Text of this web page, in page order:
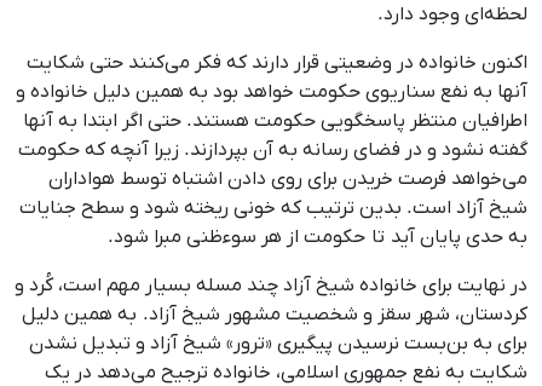
لحظه‌ای وجود دارد.
اکنون خانواده در وضعیتی قرار دارند که فکر می‌کنند حتی شکایت
آنها به نفع سناریوی حکومت خواهد بود به‌ همین دلیل خانواده و
اطرافیان منتظر پاسخگویی حکومت هستند. حتی اگر ابتدا به آنها
گفته نشود و در فضای رسانه به آن بپردازند. زیرا آنچه که حکومت
می‌خواهد فرصت خریدن برای روی دادن اشتباه توسط هواداران
شیخ آزاد است. بدین ترتیب که خونی ریخته شود و سطح جنایات
به ‌حدی پایان آید تا حکومت از هر سوءظنی مبرا شود.
در نهایت برای خانواده شیخ آزاد چند مسله بسیار مهم است، کُرد و
کردستان، شهر سقز و شخصیت مشهور شیخ آزاد. به ‌همین دلیل
برای به بن‌بست ‌نرسیدن پیگیری «ترور» شیخ آزاد و تبدیل نشدن
شکایت به نفع جمهوری اسلامی، خانواده ترجیح می‌دهد در یک